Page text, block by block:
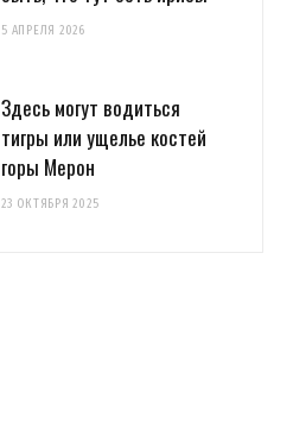
5 АПРЕЛЯ 2026
Здесь могут водиться
тигры или ущелье костей
горы Мерон
23 ОКТЯБРЯ 2025